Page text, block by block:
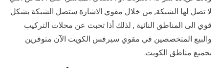
لا تصل لها الشبكة, من خلال مقوي الاشارة ستصل الشبكة بشكل
قوي الى المناطق النائية , لذلك أذا تحبث عن محلات التركيب
والبيع المتخصصين في مقوي سيرفس الكويت الآن متوفرين
بجميع مناطق الكويت.